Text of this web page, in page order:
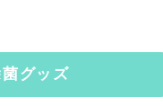
グッズ